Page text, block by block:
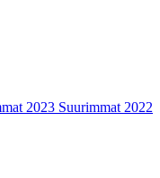
2023 Suurimmat 2022